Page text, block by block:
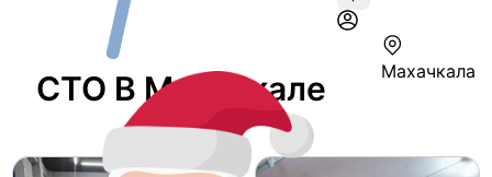
Махачкала
СТО В Махачкале